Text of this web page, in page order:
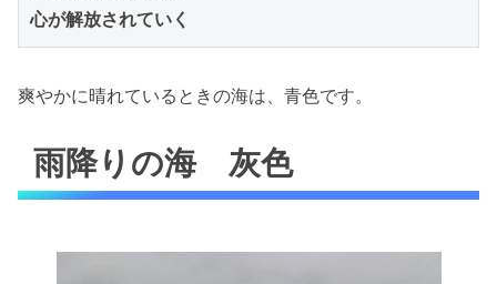
心が解放されていく
爽やかに晴れているときの海は、青色です。
雨降りの海 灰色